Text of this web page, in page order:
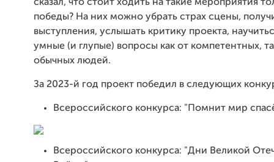
сказал, что стоит ходить на такие мероприятия
победы? На них можно убрать страх сцены,
выступления, услышать критику проекта,
умные (и глупые) вопросы как от компетентных,
обычных людей.
За 2023-й год проект победил в следующих
Всероссийского конкурса: "Помнит мир
Всероссийского конкурса: "Дни Великой